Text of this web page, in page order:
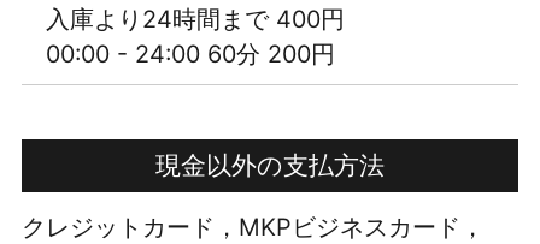
入庫より24時間まで 400円
00:00 - 24:00 60分 200円
現金以外の支払方法
クレジットカード，MKPビジネスカード，